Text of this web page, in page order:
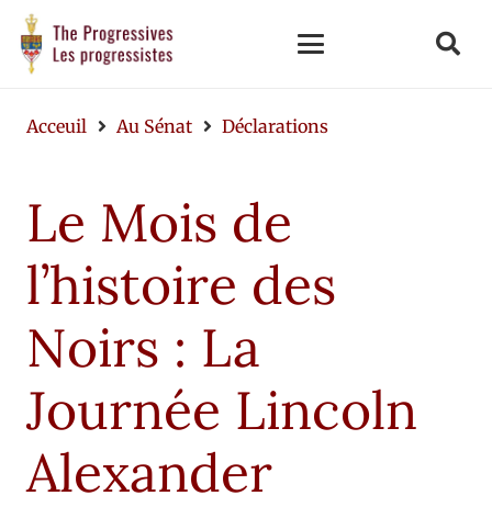
Acceuil Au Sénat Déclarations
Le Mois de
l’histoire des
Noirs : La
Journée Lincoln
Alexander